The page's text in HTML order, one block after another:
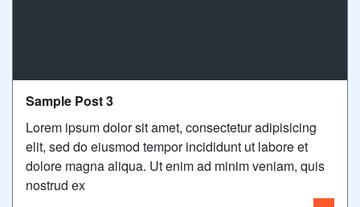
Sample Post 3
Lorem ipsum dolor sit amet, consectetur adipisicing
elit, sed do eiusmod tempor incididunt ut labore et
dolore magna aliqua. Ut enim ad minim veniam, quis
nostrud ex